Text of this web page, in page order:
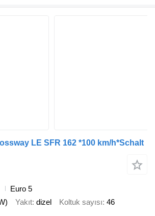
LE SFR 162 *100 km/h*Schalt
Euro 5
Yakıt dizel Koltuk sayısı 46